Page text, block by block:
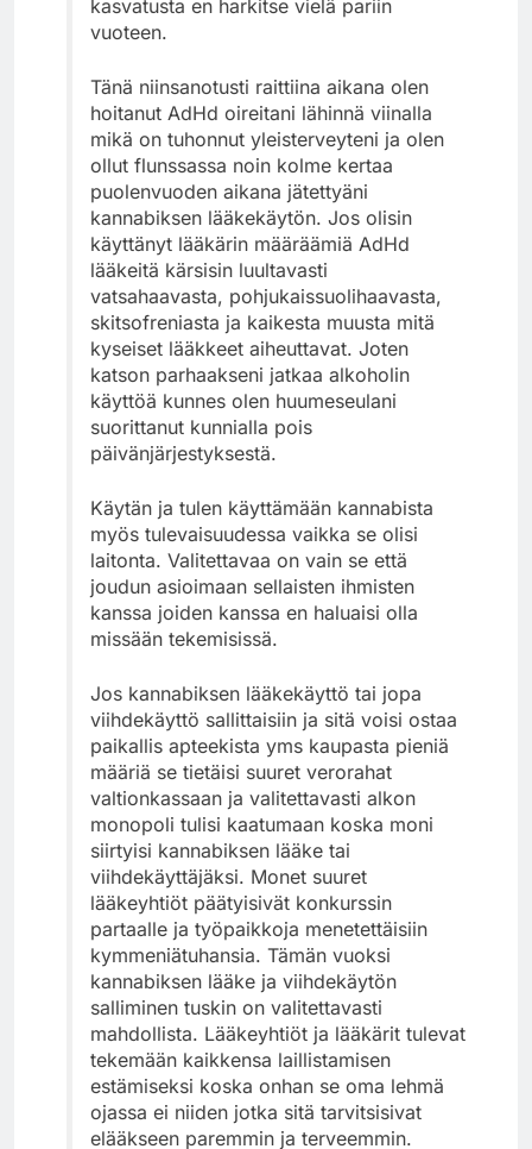
kasvatusta en harkitse vielä pariin
vuoteen.
Tänä niinsanotusti raittiina aikana olen
hoitanut AdHd oireitani lähinnä viinalla
mikä on tuhonnut yleisterveyteni ja olen
ollut flunssassa noin kolme kertaa
puolenvuoden aikana jätettyäni
kannabiksen lääkekäytön. Jos olisin
käyttänyt lääkärin määräämiä AdHd
lääkeitä kärsisin luultavasti
vatsahaavasta, pohjukaissuolihaavasta,
skitsofreniasta ja kaikesta muusta mitä
kyseiset lääkkeet aiheuttavat. Joten
katson parhaakseni jatkaa alkoholin
käyttöä kunnes olen huumeseulani
suorittanut kunnialla pois
päivänjärjestyksestä.
Käytän ja tulen käyttämään kannabista
myös tulevaisuudessa vaikka se olisi
laitonta. Valitettavaa on vain se että
joudun asioimaan sellaisten ihmisten
kanssa joiden kanssa en haluaisi olla
missään tekemisissä.
Jos kannabiksen lääkekäyttö tai jopa
viihdekäyttö sallittaisiin ja sitä voisi ostaa
paikallis apteekista yms kaupasta pieniä
määriä se tietäisi suuret verorahat
valtionkassaan ja valitettavasti alkon
monopoli tulisi kaatumaan koska moni
siirtyisi kannabiksen lääke tai
viihdekäyttäjäksi. Monet suuret
lääkeyhtiöt päätyisivät konkurssin
partaalle ja työpaikkoja menetettäisiin
kymmeniätuhansia. Tämän vuoksi
kannabiksen lääke ja viihdekäytön
salliminen tuskin on valitettavasti
mahdollista. Lääkeyhtiöt ja lääkärit tulevat
tekemään kaikkensa laillistamisen
estämiseksi koska onhan se oma lehmä
ojassa ei niiden jotka sitä tarvitsisivat
elääkseen paremmin ja terveemmin.